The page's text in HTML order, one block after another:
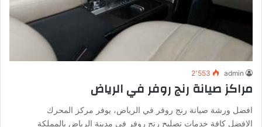
admin 2٬553
مراكز صيانة رنج روفر في الرياض
افضل ورشة صيانة رنج روفر في الرياض، يوفر مركز المحرك
الافضل كافة خدمات تصليح رنج روفر في مدينة الرياض بالمملكة